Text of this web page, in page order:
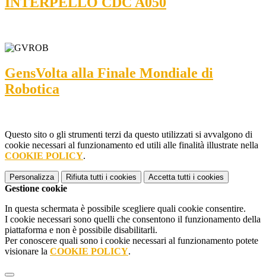
GensVolta alla Finale Mondiale di
Robotica
Questo sito o gli strumenti terzi da questo utilizzati si avvalgono di
cookie necessari al funzionamento ed utili alle finalità illustrate nella
COOKIE POLICY.
Personalizza Rifiuta tutti i cookies Accetta tutti i cookies
Gestione cookie
In questa schermata è possibile scegliere quali cookie consentire.
I cookie necessari sono quelli che consentono il funzionamento della
piattaforma e non è possibile disabilitarli.
Per conoscere quali sono i cookie necessari al funzionamento potete
visionare la COOKIE POLICY.